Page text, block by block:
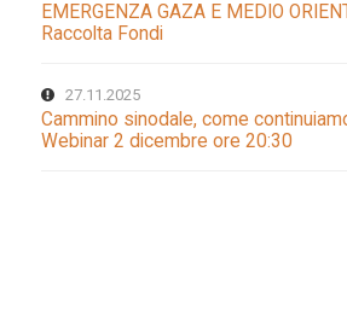
EMERGENZA GAZA E MEDIO
Raccolta Fondi
27.11.2025
Cammino sinodale, come
Webinar 2 dicembre ore 20:30